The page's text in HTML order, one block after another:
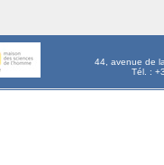
44, avenue de
Tél. :